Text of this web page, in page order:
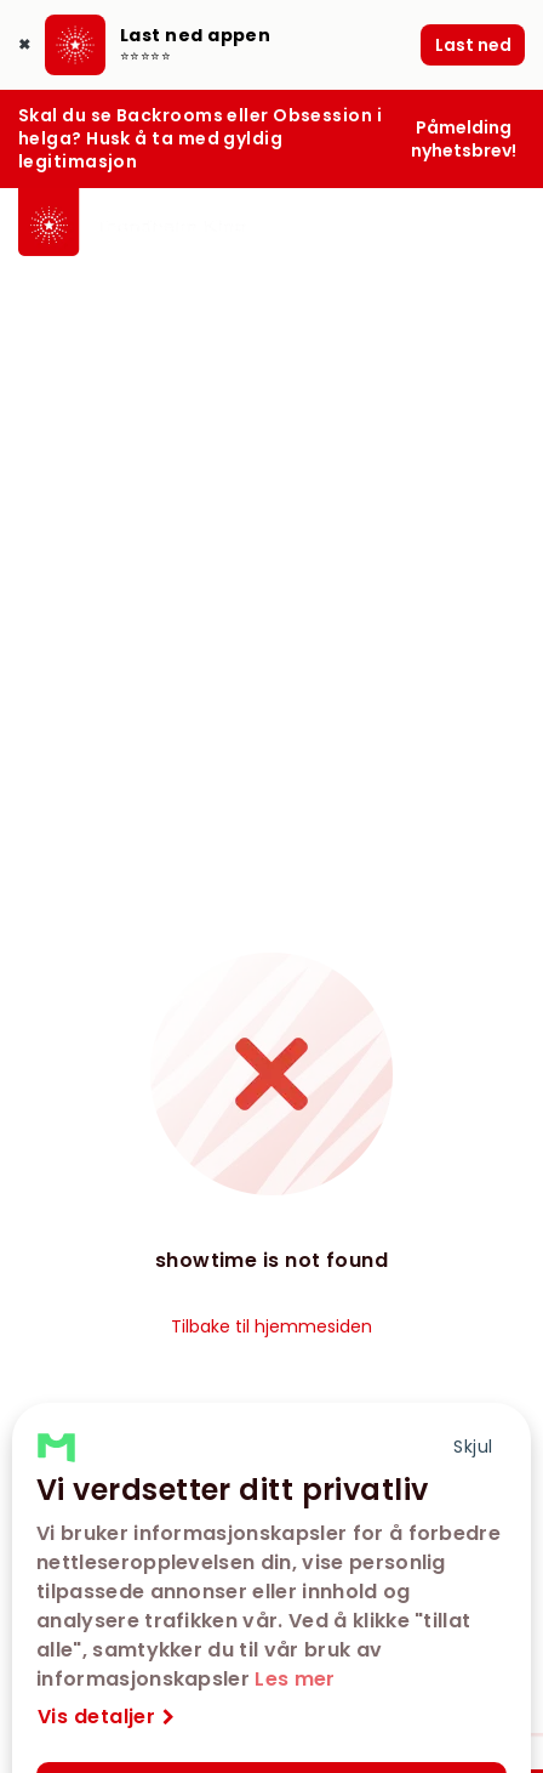
Skjul
Vi verdsetter ditt privatliv
Vi bruker informasjonskapsler for å forbedre
nettleseropplevelsen din, vise personlig
tilpassede annonser eller innhold og
analysere trafikken vår. Ved å klikke "tillat
alle", samtykker du til vår bruk av
informasjonskapsler Les mer
Vis detaljer
✖ Last ned appen
⭐⭐⭐⭐⭐ Last ned
Skal du se Backrooms eller Obsession i
helga? Husk å ta med gyldig
legitimasjon
Påmelding
nyhetsbrev!
showtime is not found
Tilbake til hjemmesiden